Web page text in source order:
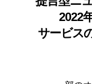
2022
サービス